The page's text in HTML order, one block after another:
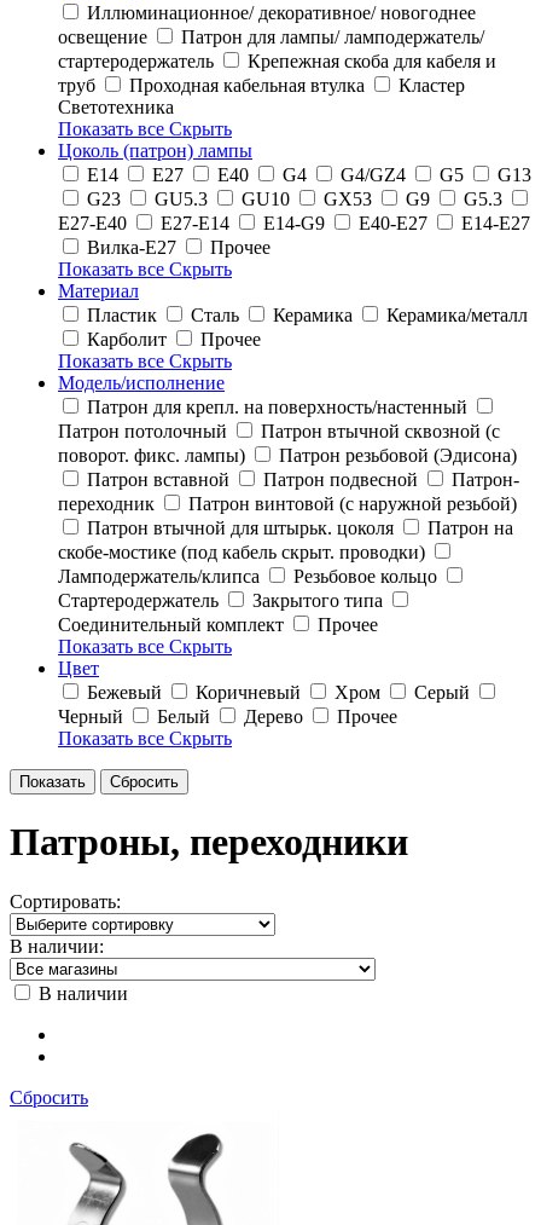
Иллюминационное/ декоративное/ новогоднее
освещение
Патрон для лампы/ ламподержатель/
стартеродержатель
Крепежная скоба для кабеля и
труб
Проходная кабельная втулка
Кластер
Светотехника
Показать все Скрыть
Цоколь (патрон) лампы
E14
E27 E40 G4 G4/GZ4 G5
G13
G23
GU5.3 GU10 GX53 G9
G5.3
E27-E40
E27-E14 E14-G9 E40-E27
E14-E27
Вилка-E27
Прочее
Показать все Скрыть
Материал
Пластик
Сталь Керамика
Керамика/металл
Карболит
Прочее
Показать все Скрыть
Модель/исполнение
Патрон для крепл. на поверхность/настенный
Патрон потолочный
Патрон втычной сквозной (с
поворот. фикс. лампы)
Патрон резьбовой (Эдисона)
Патрон вставной
Патрон подвесной
Патрон-
переходник
Патрон винтовой (с наружной резьбой)
Патрон втычной для штырьк. цоколя
Патрон на
скобе-мостике (под кабель скрыт. проводки)
Ламподержатель/клипса
Резьбовое кольцо
Стартеродержатель
Закрытого типа
Соединительный комплект
Прочее
Показать все Скрыть
Цвет
Бежевый
Коричневый Хром
Серый
Черный
Белый Дерево
Прочее
Показать все Скрыть
Патроны, переходники
Сортировать:
В наличии:
В наличии
Сбросить